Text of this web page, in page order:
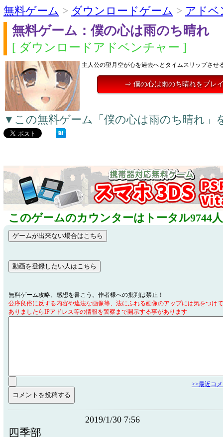
無料ゲーム > ダウンロードゲーム > アドベ
無料ゲーム：僕の心は雨のち晴れ
[ ダウンロードアドベンチャー ]
主人公の望月空が心を過去へとタイムスリップさせ
⇒ 僕の心は雨のち晴れをプレ
▼この無料ゲーム「僕の心は雨のち晴れ」
このゲームのカウンターはトータル9744
無料ゲーム攻略、感想を書こう。作者様への批判は禁止！
公序良俗に反する内容や違法な画像等、法にふれる画像のアップには気をつけ
ありましたらIPアドレス等の情報を警察まで開示する事があります
>>最近コ
2019/1/30 7:56
四季部